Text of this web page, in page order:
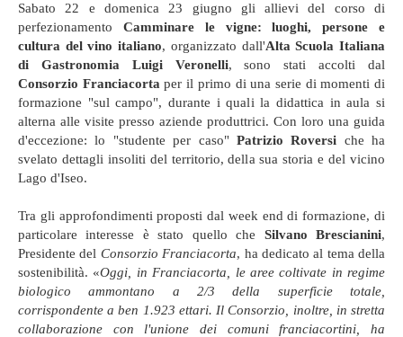
Sabato 22 e domenica 23 giugno gli allievi del corso di
perfezionamento Camminare le vigne: luoghi, persone e
cultura del vino italiano, organizzato dall'Alta Scuola Italiana
di Gastronomia Luigi Veronelli, sono stati accolti dal
Consorzio Franciacorta per il primo di una serie di momenti di
formazione "sul campo", durante i quali la didattica in aula si
alterna alle visite presso aziende produttrici. Con loro una guida
d'eccezione: lo "studente per caso" Patrizio Roversi che ha
svelato dettagli insoliti del territorio, della sua storia e del vicino
Lago d'Iseo.
Tra gli approfondimenti proposti dal week end di formazione, di
particolare interesse è stato quello che Silvano Brescianini,
Presidente del Consorzio Franciacorta, ha dedicato al tema della
sostenibilità. «Oggi, in Franciacorta, le aree coltivate in regime
biologico ammontano a 2/3 della superficie totale,
corrispondente a ben 1.923 ettari. Il Consorzio, inoltre, in stretta
collaborazione con l'unione dei comuni franciacortini, ha